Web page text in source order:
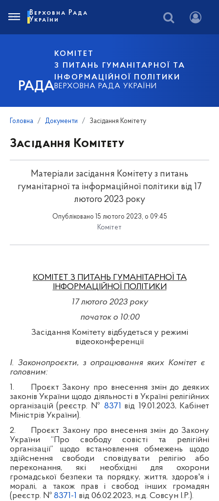
РАДА
КОМІТЕТ
З ПИТАНЬ ГУМАНІТАРНОЇ ТА
ІНФОРМАЦІЙНОЇ ПОЛІТИКИ
ВЕРХОВНА РАДА УКРАЇНИ
Верховна Рада
України
Головна Документи Засідання Комітету
Засідання Комітету
Матеріали засідання Комітету з питань
гуманітарної та інформаційної політики від 17
лютого 2023 року
Опубліковано 15 лютого 2023, о 09:45
Комітет
КОМІТЕТ З ПИТАНЬ ГУМАНІТАРНОЇ ТА
ІНФОРМАЦІЙНОЇ ПОЛІТИКИ
17 лютого 2023 року
початок о 10:00
Засідання Комітету відбудеться у режимі
відеоконференції
І. Законопроєкти, з опрацювання яких Комітет є
головним:
1.
Проєкт Закону про внесення змін до деяких
законів України щодо діяльності в Україні релігійних
організацій (реєстр. № 8371 від 19.01.2023, Кабінет
Міністрів України).
2.
Проєкт Закону про внесення змін до Закону
України “Про свободу совісті та релігійні
організації” щодо встановлення обмежень щодо
здійснення свободи сповідувати релігію або
переконання, які необхідні для охорони
громадської безпеки та порядку, життя, здоров'я і
моралі, а також прав і свобод інших громадян
(реєстр. № 8371-1 від 06.02.2023, н.д. Совсун І.Р.).